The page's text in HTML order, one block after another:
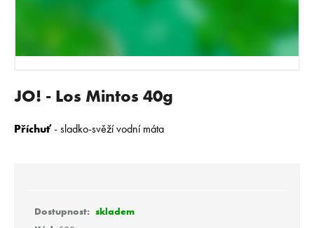
JO! - Los Mintos 40g
Příchuť- sladko-svěží vodní máta
skladem
J
T